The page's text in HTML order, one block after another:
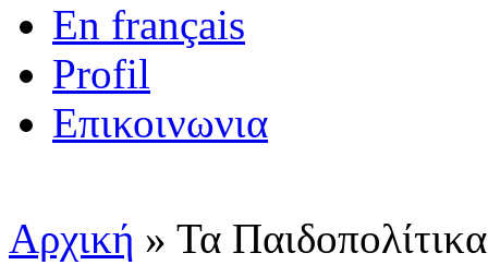
En français
Profil
Επικοινωνια
Αρχική » Τα Παιδοπολίτικα